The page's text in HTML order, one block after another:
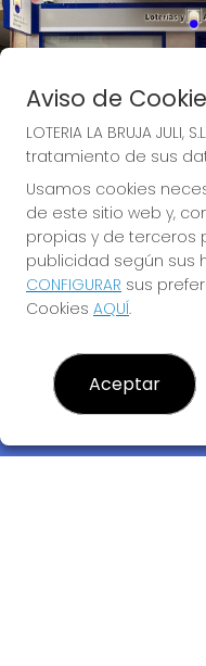
Descubre la
Aviso de
LOTERIA LA BRUJA
tratamiento de sus
Usamos cookies
de este sitio web y,
propias y de terceros
publicidad según sus
CONFIGURAR sus
Cookies AQUÍ.
Aceptar